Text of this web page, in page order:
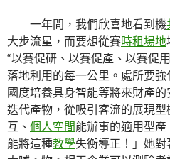
一年間，我們欣喜地看到機
大步流星，而要想從賽時租場地
“以賽促研、以賽促產、以賽促
落地利用的每一公里。處所要
國度培養具身智能等將來財產
迭代產物，從吸引客流的展現
互、 個人空間能辦事的適用型
能將這種教學失衡導正！」她